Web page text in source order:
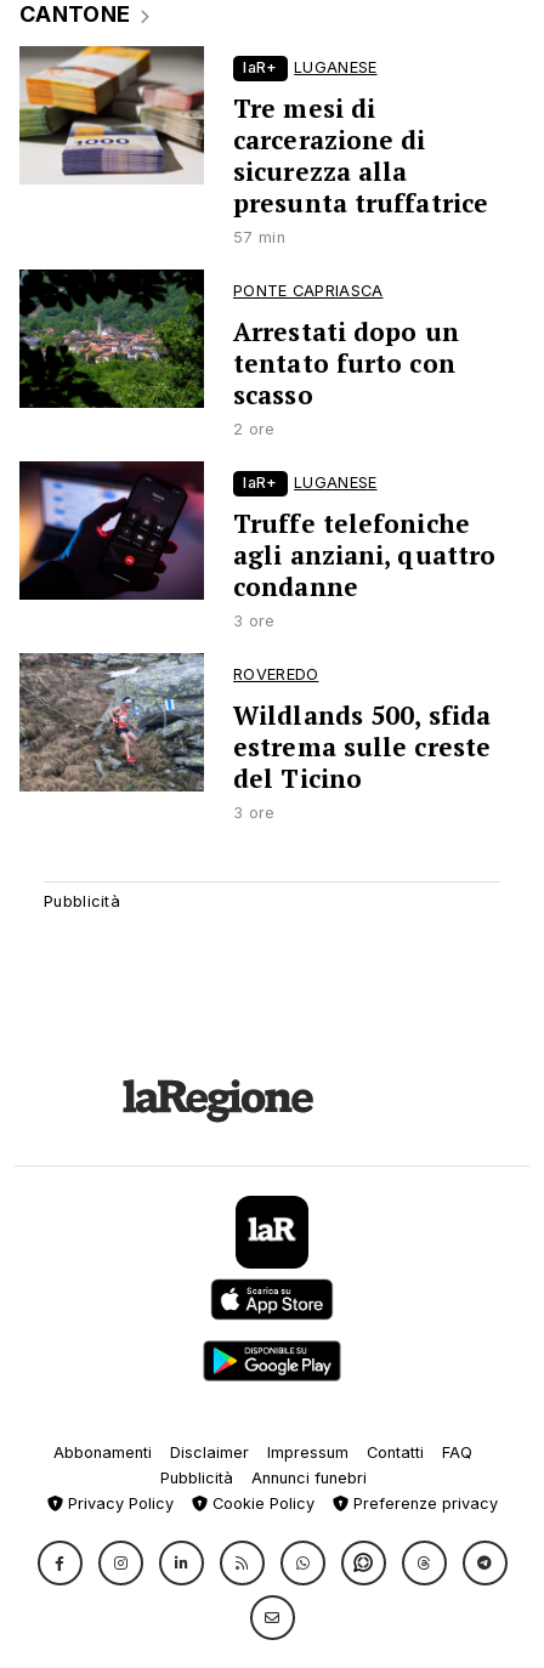
CANTONE
laR+ LUGANESE
Tre mesi di
carcerazione di
sicurezza alla
presunta truffatrice
57 min
PONTE CAPRIASCA
Arrestati dopo un
tentato furto con
scasso
2 ore
laR+ LUGANESE
Truffe telefoniche
agli anziani, quattro
condanne
3 ore
ROVEREDO
Wildlands 500, sfida
estrema sulle creste
del Ticino
3 ore
Abbonamenti Disclaimer Impressum Contatti
FAQ
Pubblicità
Annunci funebri
Privacy Policy
Cookie Policy Preferenze privacy